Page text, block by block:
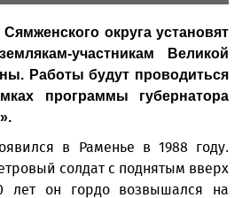
округа установят
участникам Великой
Работы будут проводиться
программы губернатора
в Раменье в 1988 году.
солдат с поднятым вверх
лет он гордо возвышался на